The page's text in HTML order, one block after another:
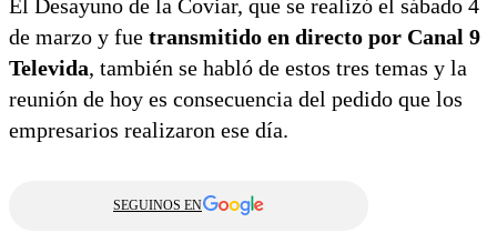
El Desayuno de la Coviar, que se realizó el sábado 4
de marzo y fue transmitido en directo por Canal 9
Televida, también se habló de estos tres temas y la
reunión de hoy es consecuencia del pedido que los
empresarios realizaron ese día.
SEGUINOS EN